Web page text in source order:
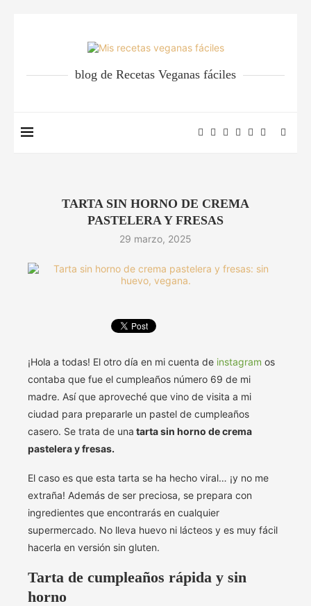
blog de Recetas Veganas fáciles
TARTA SIN HORNO DE CREMA
PASTELERA Y FRESAS
29 marzo, 2025
¡Hola a todas! El otro día en mi cuenta de instagram os
contaba que fue el cumpleaños número 69 de mi
madre. Así que aproveché que vino de visita a mi
ciudad para prepararle un pastel de cumpleaños
casero. Se trata de una tarta sin horno de crema
pastelera y fresas.
El caso es que esta tarta se ha hecho viral… ¡y no me
extraña! Además de ser preciosa, se prepara con
ingredientes que encontrarás en cualquier
supermercado. No lleva huevo ni lácteos y es muy fácil
hacerla en versión sin gluten.
Tarta de cumpleaños rápida y sin
horno